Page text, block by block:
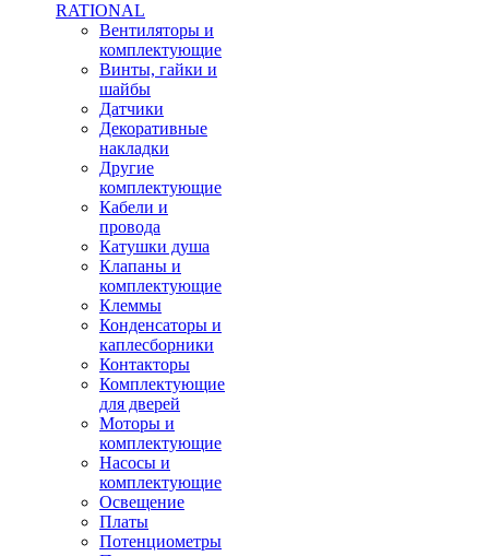
RATIONAL
Вентиляторы и
комплектующие
Винты, гайки и
шайбы
Датчики
Декоративные
накладки
Другие
комплектующие
Кабели и
провода
Катушки душа
Клапаны и
комплектующие
Клеммы
Конденсаторы и
каплесборники
Контакторы
Комплектующие
для дверей
Моторы и
комплектующие
Насосы и
комплектующие
Освещение
Платы
Потенциометры